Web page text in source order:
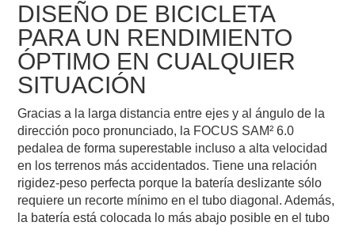
DISEÑO DE BICICLETA
PARA UN RENDIMIENTO
ÓPTIMO EN CUALQUIER
SITUACIÓN
Gracias a la larga distancia entre ejes y al ángulo de la
dirección poco pronunciado, la FOCUS SAM² 6.0
pedalea de forma superestable incluso a alta velocidad
en los terrenos más accidentados. Tiene una relación
rigidez-peso perfecta porque la batería deslizante sólo
requiere un recorte mínimo en el tubo diagonal. Además,
la batería está colocada lo más abajo posible en el tubo